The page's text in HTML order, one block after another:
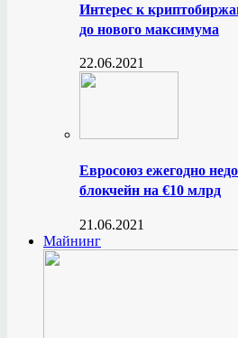
Интерес к
до нового максимума
22.06.2021
Евросоюз ежегодно
блокчейн на €10 млрд
21.06.2021
Майнинг